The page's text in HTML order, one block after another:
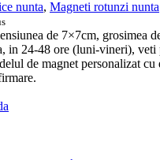
nunta, Magneti rotunzi nunta
de 7×7cm, grosimea
in 24-48 ore (luni-vineri),
de magnet personalizat cu